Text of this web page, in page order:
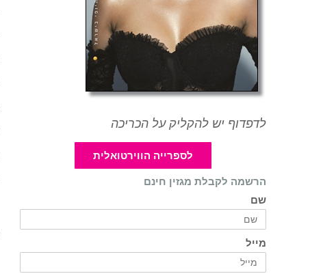
לדפדוף יש להקליק על הכריכה
לספרייה הווירטואלית
הרשמה לקבלת מגזין חינם
שם
מייל